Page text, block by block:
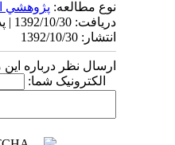
نوع مطالعه:پژوهشي
انتشار: 1392/10/30
ارسال نظر درباره این
الکترونیک شما: